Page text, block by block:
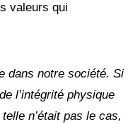
valeurs qui
dans notre société. Si
l’intégrité physique
n’était pas le cas,